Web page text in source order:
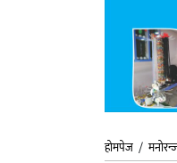
होमपेज /